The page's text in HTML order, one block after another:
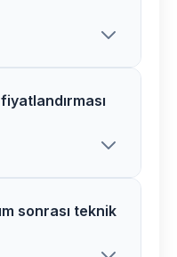
web tasarım
hafta
tasarım
ve
sonrası teknik